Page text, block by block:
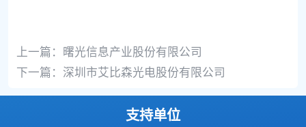
上一篇： 曙光信息产业股份有限公司
下一篇： 深圳市艾比森光电股份有限公司
支持单位